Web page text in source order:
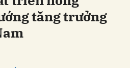
tăng trưởng